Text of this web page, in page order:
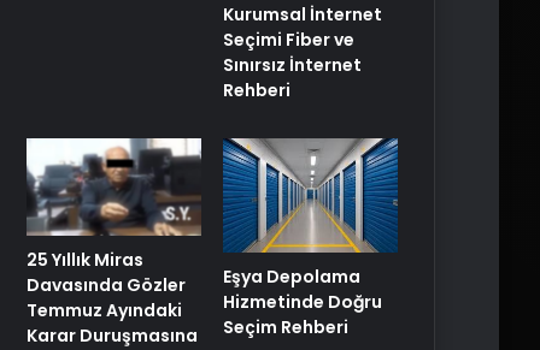
Kurumsal İnternet
Seçimi Fiber ve
Sınırsız İnternet
Rehberi
25 Yıllık Miras
Davasında Gözler
Temmuz Ayındaki
Karar Duruşmasına
Eşya Depolama
Hizmetinde Doğru
Seçim Rehberi